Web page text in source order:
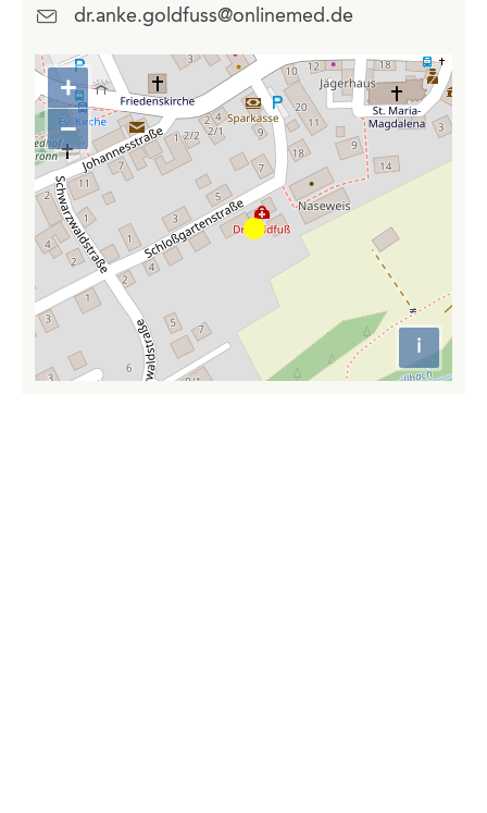
dr.anke.goldfuss@onlinemed.de
Zoom
in
+
Zoom
out
−
i